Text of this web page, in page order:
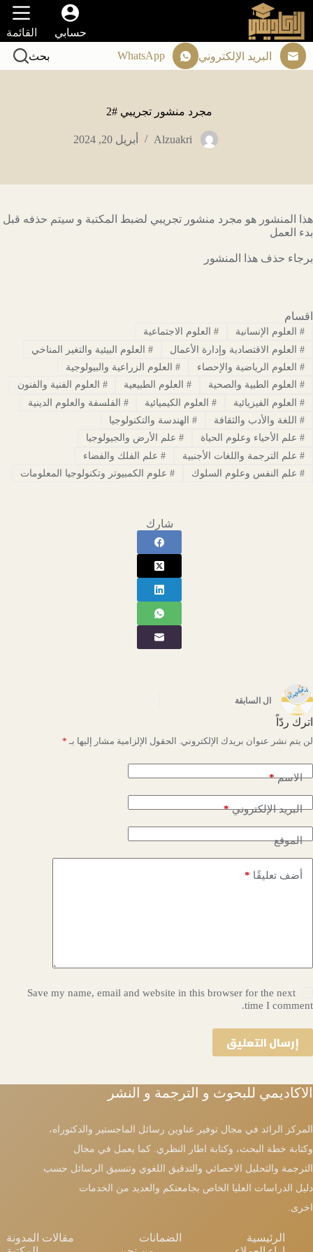
المحتوى
حسابي
القائمة
البريد الإلكتروني
WhatsApp بحث
مجرد منشور تجريبي #2
أبريل 20, 2024
هذا المنشور هو مجرد منشور تجريبي لضبط المكتبة و سيتم حذفه قبل
بدء العمل
برجاء حذف هذا المنشور
اقسام
#العلوم الإنسانية #العلوم الاجتماعية
#العلوم الاقتصادية وإدارة الأعمال #العلوم البيئية والتغير المناخي
#العلوم الرياضية والإحصاء #العلوم الزراعية والبيولوجية
#العلوم الطبية والصحية #العلوم الطبيعية # العلوم الفنية والفنون
#العلوم الفيزيائية #العلوم الكيميائية # الفلسفة والعلوم الدينية
#اللغة والأدب والثقافة #الهندسة والتكنولوجيا
#علم الأحياء وعلوم الحياة #علم الأرض والجيولوجيا
#علم الترجمة واللغات الأجنبية #علم الفلك والفضاء
#علم النفس وعلوم السلوك #علوم الكمبيوتر وتكنولوجيا المعلومات
شارك
ال السابقة
اترك ردّاً
لن يتم نشر عنوان بريدك الإلكتروني. الحقول الإلزامية مشار إليها بـ *
الاسم*
البريد الإلكتروني*
الموقع
أضف تعليقًا *
Save my name, email and website in this browser for the next
time I comment.
إرسال التعليق
الاكاديمي للبحوث و الترجمة و النشر
المركز الرائد في مجال توفير عناوين رسائل الماجستير والدكتوراه،
وكتابة خطة البحث، وكتابة اطار النظري. كما يعمل في مجال
الترجمة والتحليل الاحصائي والتدقيق اللغوي وتنسيق الرسائل حسب
دليل الدراسات العليا الخاص بجامعتكم والعديد من الخدمات
اخرى.
الرئيسية الضمانات
مقالات المدونة